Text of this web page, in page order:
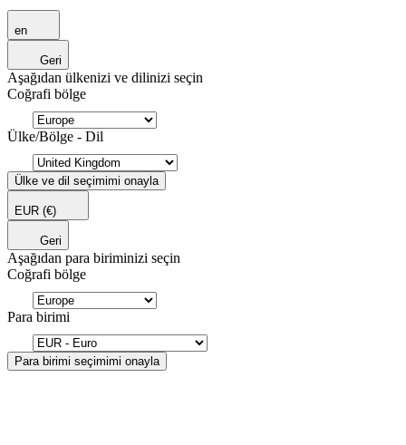
en
Geri
Aşağıdan ülkenizi ve dilinizi seçin
Coğrafi bölge
Ülke/Bölge - Dil
Ülke ve dil seçimimi onayla
EUR (€)
Geri
Aşağıdan para biriminizi seçin
Coğrafi bölge
Para birimi
Para birimi seçimimi onayla